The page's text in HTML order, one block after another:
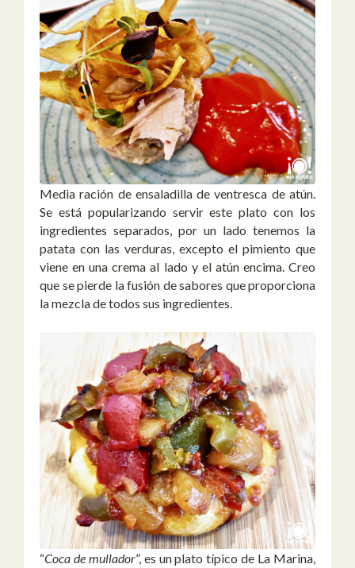
Media ración de ensaladilla de ventresca de atún.
Se está popularizando servir este plato con los
ingredientes separados, por un lado tenemos la
patata con las verduras, excepto el pimiento que
viene en una crema al lado y el atún encima. Creo
que se pierde la fusión de sabores que proporciona
la mezcla de todos sus ingredientes.
“Coca de mullador”, es un plato típico de La Marina,